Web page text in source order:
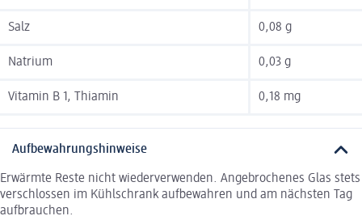
Salz 0,08 g
Natrium 0,03 g
Vitamin B 1, Thiamin 0,18 mg
Aufbewahrungshinweise
Erwärmte Reste nicht wiederverwenden. Angebrochenes Glas stets
verschlossen im Kühlschrank aufbewahren und am nächsten Tag
aufbrauchen.